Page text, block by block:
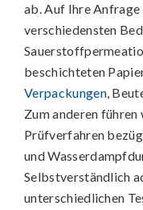
ab. Auf Ihre
verschiedensten
beschichteten
Verpackungen,
Zum anderen
Prüfverfahren
und
Selbstverständlich
unterschiedlichen